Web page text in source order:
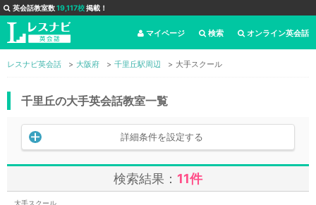
英会話教室数19,117校掲載！
オンライン英会話
検索
マイページ
レスナビ英会話 大阪府 千里丘駅周辺 大手スクール
千里丘の大手英会話教室一覧
詳細条件を設定する
検索結果： 11件
大手スクール